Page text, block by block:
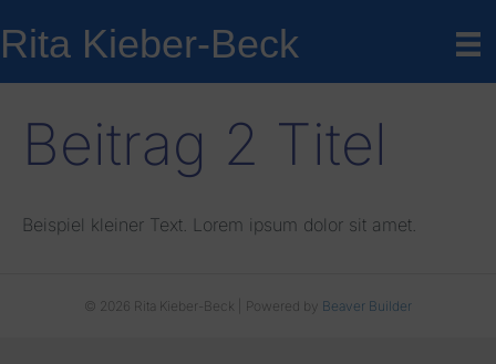
Rita Kieber-Beck
Beitrag 2 Titel
Beispiel kleiner Text. Lorem ipsum dolor sit amet.
© 2026 Rita Kieber-Beck Powered by Beaver Builder